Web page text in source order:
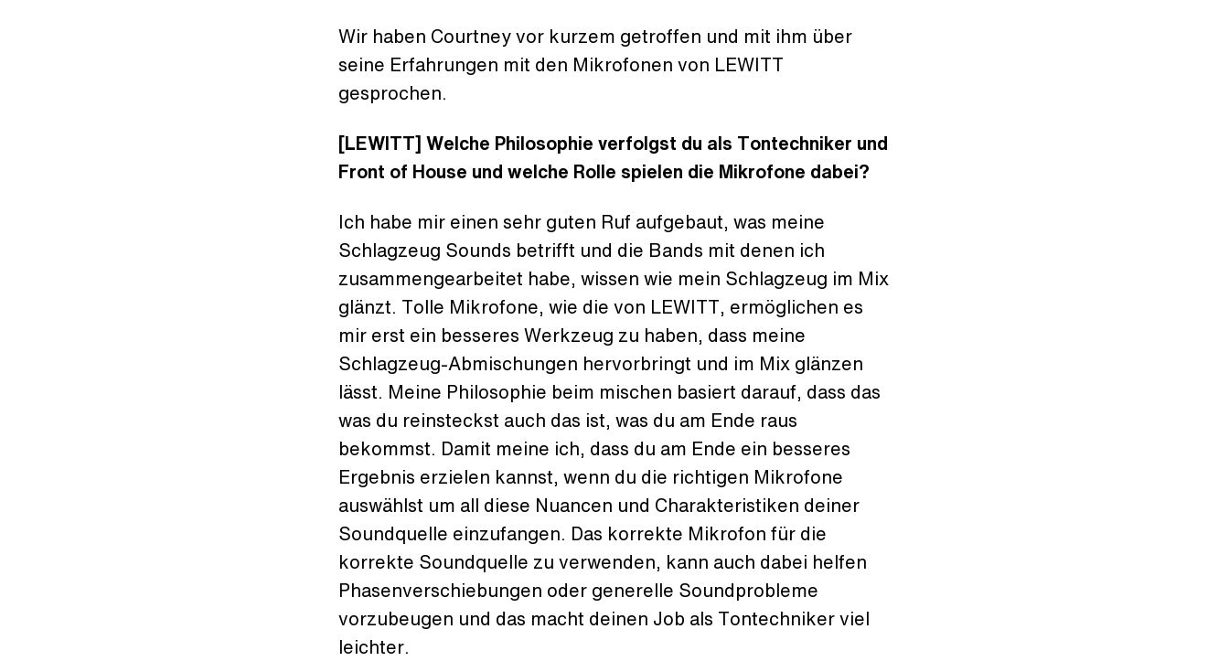
Wir haben Courtney vor kurzem getroffen und mit ihm über
seine Erfahrungen mit den Mikrofonen von LEWITT
gesprochen.
[LEWITT] Welche Philosophie verfolgst du als Tontechniker und
Front of House und welche Rolle spielen die Mikrofone dabei?
Ich habe mir einen sehr guten Ruf aufgebaut, was meine
Schlagzeug Sounds betrifft und die Bands mit denen ich
zusammengearbeitet habe, wissen wie mein Schlagzeug im Mix
glänzt. Tolle Mikrofone, wie die von LEWITT, ermöglichen es
mir erst ein besseres Werkzeug zu haben, dass meine
Schlagzeug-Abmischungen hervorbringt und im Mix glänzen
lässt. Meine Philosophie beim mischen basiert darauf, dass das
was du reinsteckst auch das ist, was du am Ende raus
bekommst. Damit meine ich, dass du am Ende ein besseres
Ergebnis erzielen kannst, wenn du die richtigen Mikrofone
auswählst um all diese Nuancen und Charakteristiken deiner
Soundquelle einzufangen. Das korrekte Mikrofon für die
korrekte Soundquelle zu verwenden, kann auch dabei helfen
Phasenverschiebungen oder generelle Soundprobleme
vorzubeugen und das macht deinen Job als Tontechniker viel
leichter.